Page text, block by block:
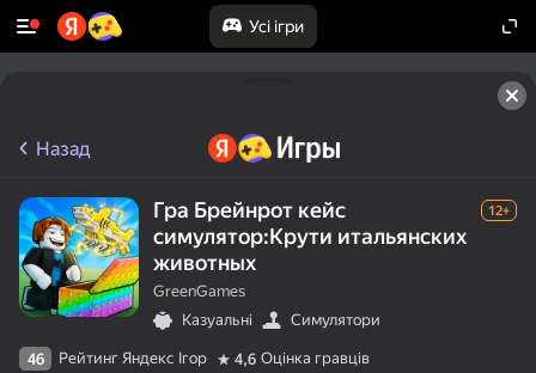
Усі ігри
Назад
Гра Брейнрот кейс
симулятор:Крути итальянских
животных
12+
GreenGames
Казуальні
Симулятори
46 Рейтинг Яндекс Ігор 4,6 Оцінка гравців